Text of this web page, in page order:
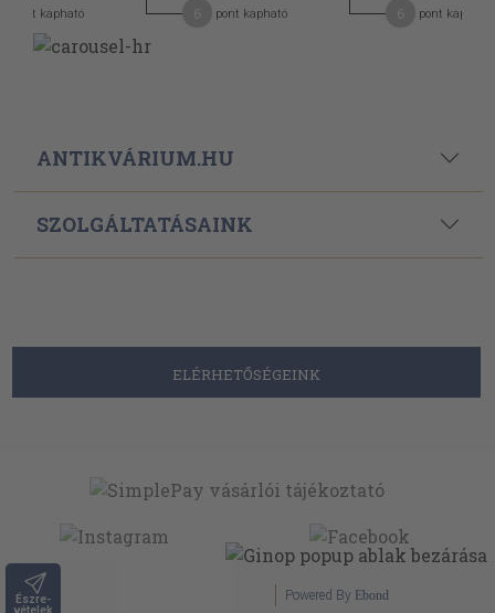
Észre-
vételek
pont kapható pont kapható pont kapható
ANTIKVÁRIUM.HU
SZOLGÁLTATÁSAINK
ELÉRHETŐSÉGEINK
Powered By Ebond